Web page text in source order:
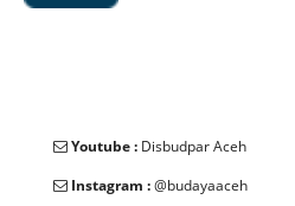
Youtube : Disbudpar Aceh
Instagram :@budayaaceh